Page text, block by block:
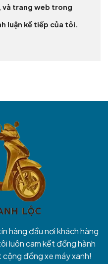
và trang web trong
luận kế tiếp của tôi.
hàng đầu nơi khách hàng
luôn cam kết đồng hành
cộng đồng xe máy xanh!